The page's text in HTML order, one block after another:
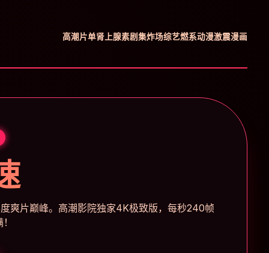
高潮片单肾上腺素剧集炸场综艺燃系动漫激震漫画
爽片巅峰。高潮影院独家4K极致版，每秒240帧